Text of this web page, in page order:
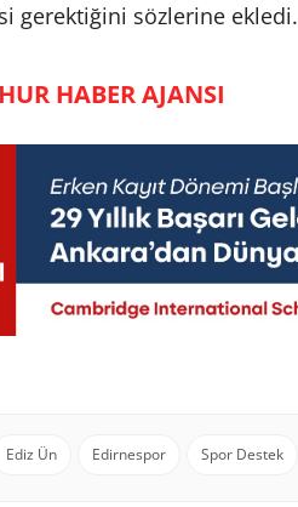
gerektiğini sözlerine ekledi.
HABER AJANSI
Ediz Ün Edirnespor Spor Destek